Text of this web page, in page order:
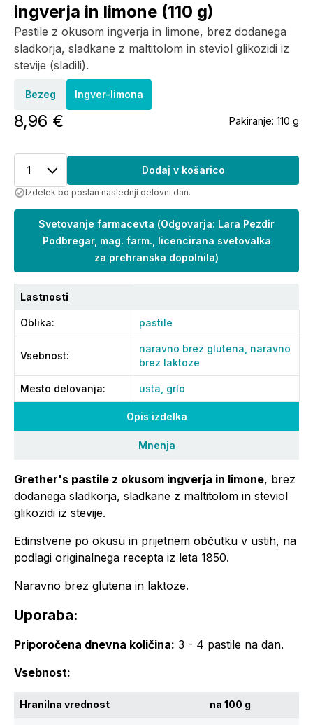
Opis izdelka
Mnenja
Grether's pastile z okusom ingverja in limone, brez
dodanega sladkorja, sladkane z maltitolom in steviol
glikozidi iz stevije.
Edinstvene po okusu in prijetnem občutku v ustih, na
podlagi originalnega recepta iz leta 1850.
Naravno brez glutena in laktoze.
Uporaba:
Priporočena dnevna količina: 3 - 4 pastile na dan.
Vsebnost:
Hranilna vrednost na 100 g
ingverja in limone (110 g)
Pastile z okusom ingverja in limone, brez dodanega
sladkorja, sladkane z maltitolom in steviol glikozidi iz
stevije (sladili).
Bezeg Ingver-limona
8,96 € Pakiranje: 110 g
1 Dodaj v košarico
Izdelek bo poslan naslednji delovni dan.
Svetovanje farmacevta (Odgovarja: Lara Pezdir
Podbregar, mag. farm., licencirana svetovalka
za prehranska dopolnila)
Lastnosti
Oblika: pastile
Vsebnost:
naravno brez glutena, naravno
brez laktoze
Mesto delovanja: usta, grlo